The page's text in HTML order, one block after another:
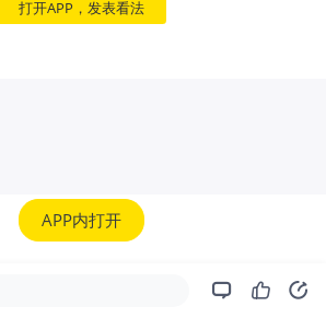
打开APP，发表看法
APP内打开